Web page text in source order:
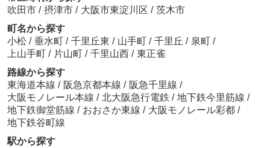
吹田市 / 摂津市 / 大阪市東淀川区 / 茨木市
町名から探す
小松 / 垂水町 / 千里丘東 / 山手町 / 千里丘 / 泉町 /
上山手町 / 片山町 / 千里山西 / 東正雀
路線から探す
東海道本線 / 阪急京都本線 / 阪急千里線 /
大阪モノレール本線 / 北大阪急行電鉄 / 地下鉄今里筋線 /
地下鉄御堂筋線 / おおさか東線 / 大阪モノレール彩都 /
地下鉄谷町線
駅から探す